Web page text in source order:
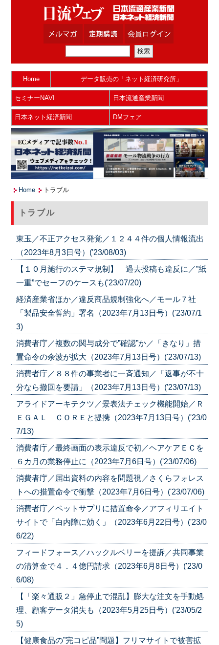
Home データ販売の「ネット経済研究所」
セミナーNAVI 日本流通産業新聞
日本ネット経済新聞 DMフェア
Home トラブル
トラブル
東玉／不正アクセス発覚／１２４４件の個人情報流出
（2023年8月3日号）('23/08/03)
【１０月施行のステマ規制】 過去投稿も違反に／”紙
一重”でセーフのケースも('23/07/20)
経済産業省ほか／違反商品規制強化へ／モール７社
「製品安全誓約」署名（2023年7月13日号）('23/07/1
3)
消費者庁／複数の関与成分で”確認”か／「きなり」措
置命令の余波が拡大（2023年7月13日号）('23/07/13)
消費者庁／８８件の事業者に一斉通知／「返事が不十
分なら撤回を要請」（2023年7月13日号）('23/07/13)
アライドアーキテクツ／景表法チェック機能開始／Ｒ
ＥＧＡＬ ＣＯＲＥと提携（2023年7月13日号）('23/0
7/13)
消費者庁／最終画面の表示違反で初／ヘアケアＥＣを
６カ月の業務停止に（2023年7月6日号）('23/07/06)
消費者庁／届出資料の内容を問題視／さくらフォレス
トへの措置命令で衝撃（2023年7月6日号）('23/07/06)
消費者庁／ペットサプリに措置命令／アフィリエイト
サイトで「白内障に効く」（2023年6月22日号）('23/0
6/22)
フィードフォース／ハックルベリーを提訴／共同事業
の清算金で４．４億円請求（2023年6月8日号）('23/0
6/08)
【「楽々通販２」急停止で混乱】膨大な注文を手動処
理、顧客データ消失も（2023年5月25日号）('23/05/2
5)
【健康食品の”完コピ品”問題】フリマサイトで被害拡